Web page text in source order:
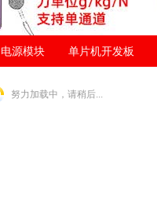
电源模块 单片机开发板
努力加载中，请稍后...